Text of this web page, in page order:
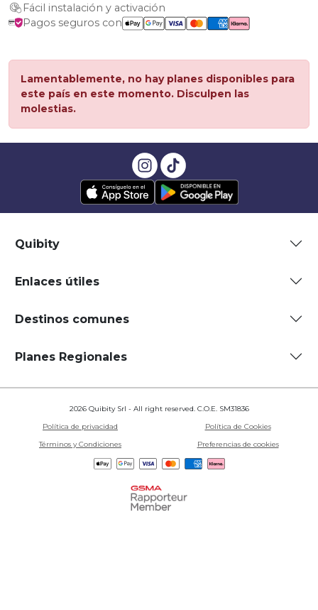
Fácil instalación y activación
Pagos seguros con
Lamentablemente, no hay planes disponibles para
este país en este momento. Disculpen las
molestias.
Quibity
Enlaces útiles
Destinos comunes
Planes Regionales
2026 Quibity Srl - All right reserved. C.O.E. SM31836
Política de privacidad
Política de Cookies
Términos y Condiciones
Preferencias de cookies